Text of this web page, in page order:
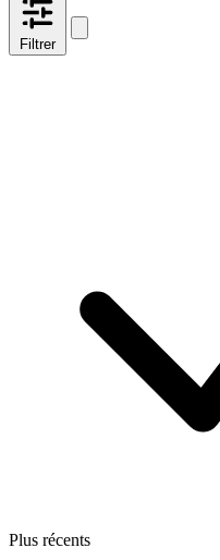
Filtrer
Plus récents